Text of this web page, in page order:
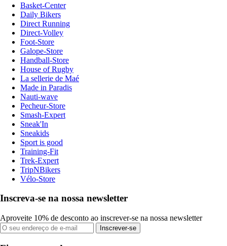
Basket-Center
Daily Bikers
Direct Running
Direct-Volley
Foot-Store
Galope-Store
Handball-Store
House of Rugby
La sellerie de Maé
Made in Paradis
Nauti-wave
Pecheur-Store
Smash-Expert
Sneak'In
Sneakids
Sport is good
Training-Fit
Trek-Expert
TripNBikers
Vélo-Store
Inscreva-se na nossa newsletter
Aproveite 10% de desconto ao inscrever-se na nossa newsletter
Inscrever-se